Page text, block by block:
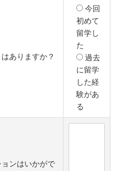
ありますか？
今回
初めて
留学し
た
過去
に留学
した経
験があ
る
ンはいかがで